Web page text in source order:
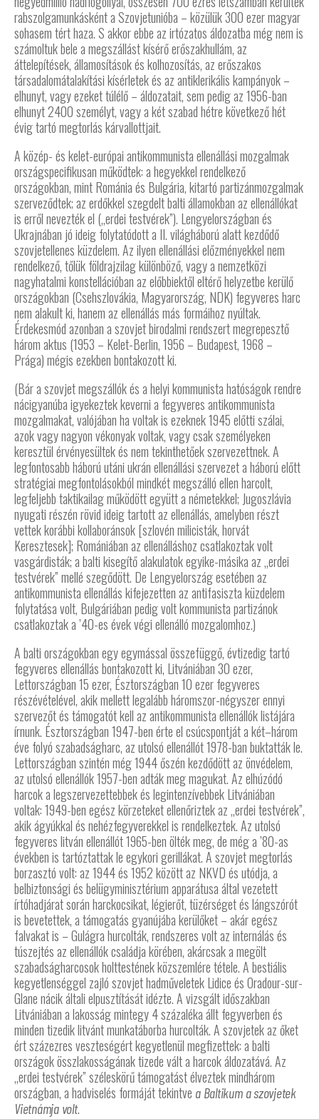
rabszolgamunkásként a Szovjetunióba – közülük 300 ezer magyar
sohasem tért haza. S akkor ebbe az irtózatos áldozatba még nem is
számoltuk bele a megszállást kísérő erőszakhullám, az
áttelepítések, államosítások és kolhozosítás, az erőszakos
társadalomátalakítási kísérletek és az antiklerikális kampányok –
elhunyt, vagy ezeket túlélő – áldozatait, sem pedig az 1956-ban
elhunyt 2400 személyt, vagy a két szabad hétre következő hét
évig tartó megtorlás kárvallottjait.
A közép- és kelet-európai antikommunista ellenállási mozgalmak
országspecifikusan működtek: a hegyekkel rendelkező
országokban, mint Románia és Bulgária, kitartó partizánmozgalmak
szerveződtek; az erdőkkel szegdelt balti államokban az ellenállókat
is erről nevezték el („erdei testvérek”). Lengyelországban és
Ukrajnában jó ideig folytatódott a II. világháború alatt kezdődő
szovjetellenes küzdelem. Az ilyen ellenállási előzményekkel nem
rendelkező, tőlük földrajzilag különböző, vagy a nemzetközi
nagyhatalmi konstellációban az előbbiektől eltérő helyzetbe kerülő
országokban (Csehszlovákia, Magyarország, NDK) fegyveres harc
nem alakult ki, hanem az ellenállás más formáihoz nyúltak.
Érdekesmód azonban a szovjet birodalmi rendszert megrepesztő
három aktus (1953 – Kelet-Berlin, 1956 – Budapest, 1968 –
Prága) mégis ezekben bontakozott ki.
(Bár a szovjet megszállók és a helyi kommunista hatóságok rendre
nácigyanúba igyekeztek keverni a fegyveres antikommunista
mozgalmakat, valójában ha voltak is ezeknek 1945 előtti szálai,
azok vagy nagyon vékonyak voltak, vagy csak személyeken
keresztül érvényesültek és nem tekinthetőek szervezettnek. A
legfontosabb háború utáni ukrán ellenállási szervezet a háború előtt
stratégiai megfontolásokból mindkét megszálló ellen harcolt,
legfeljebb taktikailag működött együtt a németekkel; Jugoszlávia
nyugati részén rövid ideig tartott az ellenállás, amelyben részt
vettek korábbi kollaboránsok [szlovén milicisták, horvát
Keresztesek]; Romániában az ellenálláshoz csatlakoztak volt
vasgárdisták; a balti kisegítő alakulatok egyike-másika az „erdei
testvérek” mellé szegődött. De Lengyelország esetében az
antikommunista ellenállás kifejezetten az antifasiszta küzdelem
folytatása volt, Bulgáriában pedig volt kommunista partizánok
csatlakoztak a ’40-es évek végi ellenálló mozgalomhoz.)
A balti országokban egy egymással összefüggő, évtizedig tartó
fegyveres ellenállás bontakozott ki, Litvániában 30 ezer,
Lettországban 15 ezer, Észtországban 10 ezer fegyveres
részévételével, akik mellett legalább háromszor-négyszer ennyi
szervezőt és támogatót kell az antikommunista ellenállók listájára
írnunk. Észtországban 1947-ben érte el csúcspontját a két–három
éve folyó szabadságharc, az utolsó ellenállót 1978-ban buktatták le.
Lettországban szintén még 1944 őszén kezdődött az önvédelem,
az utolsó ellenállók 1957-ben adták meg magukat. Az elhúzódó
harcok a legszervezettebbek és legintenzívebbek Litvániában
voltak: 1949-ben egész körzeteket ellenőriztek az „erdei testvérek”,
akik ágyúkkal és nehézfegyverekkel is rendelkeztek. Az utolsó
fegyveres litván ellenállót 1965-ben ölték meg, de még a ’80-as
években is tartóztattak le egykori gerillákat. A szovjet megtorlás
borzasztó volt: az 1944 és 1952 között az NKVD és utódja, a
belbiztonsági és belügyminisztérium apparátusa által vezetett
írtóhadjárat során harckocsikat, légierőt, tüzérséget és lángszórót
is bevetettek, a támogatás gyanújába kerülőket – akár egész
falvakat is – Gulágra hurcolták, rendszeres volt az internálás és
túszejtés az ellenállók családja körében, akárcsak a megölt
szabadságharcosok holttestének közszemlére tétele. A bestiális
kegyetlenséggel zajló szovjet hadműveletek Lidice és Oradour-sur-
Glane nácik általi elpusztítását idézte. A vizsgált időszakban
Litvániában a lakosság mintegy 4 százaléka állt fegyverben és
minden tizedik litvánt munkatáborba hurcolták. A szovjetek az őket
ért százezres veszteségért kegyetlenül megfizettek: a balti
országok összlakosságának tizede vált a harcok áldozatává. Az
„erdei testvérek” széleskörű támogatást élveztek mindhárom
országban, a hadviselés formáját tekintve a Baltikum a szovjetek
Vietnámja volt.